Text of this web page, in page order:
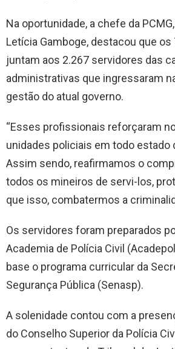
Na oportunidade, a chefe da
Letícia Gamboge, destacou que
juntam aos 2.267 servidores das
administrativas que ingressaram
gestão do atual governo.
“Esses profissionais reforçaram
unidades policiais em todo estado
Assim sendo, reafirmamos o
todos os mineiros de servi-los,
que isso, combatermos a
Os servidores foram preparados
Academia de Polícia Civil
base o programa curricular da
Segurança Pública (Senasp).
A solenidade contou com a
do Conselho Superior da Polícia